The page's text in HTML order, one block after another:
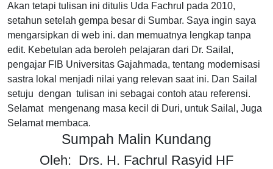
Akan tetapi tulisan ini ditulis Uda Fachrul pada 2010,
setahun setelah gempa besar di Sumbar. Saya ingin saya
mengarsipkan di web ini. dan memuatnya lengkap tanpa
edit. Kebetulan ada beroleh pelajaran dari Dr. Sailal,
pengajar FIB Universitas Gajahmada, tentang modernisasi
sastra lokal menjadi nilai yang relevan saat ini. Dan Sailal
setuju dengan tulisan ini sebagai contoh atau referensi.
Selamat mengenang masa kecil di Duri, untuk Sailal, Juga
Selamat membaca.
Sumpah Malin Kundang
Oleh: Drs. H. Fachrul Rasyid HF